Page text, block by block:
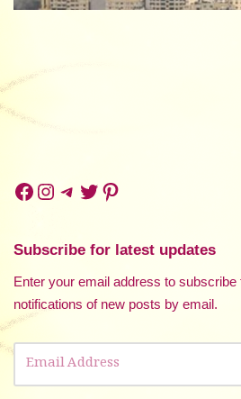
Subscribe for latest updates
Enter your email address to
notifications of new posts by email.